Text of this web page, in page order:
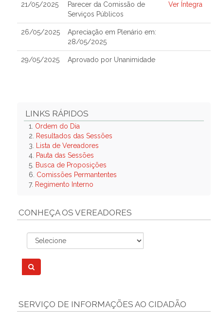
21/05/2025
Parecer da Comissão de
Serviços Públicos
Ver Íntegra
26/05/2025
Apreciação em Plenário em:
28/05/2025
29/05/2025 Aprovado por Unanimidade
LINKS RÁPIDOS
1. Ordem do Dia
2.
Resultados das Sessões
3.
Lista de Vereadores
4. Pauta das Sessões
5. Busca de Proposições
6. Comissões Permantentes
7. Regimento Interno
CONHEÇA OS VEREADORES
SERVIÇO DE INFORMAÇÕES AO CIDADÃO